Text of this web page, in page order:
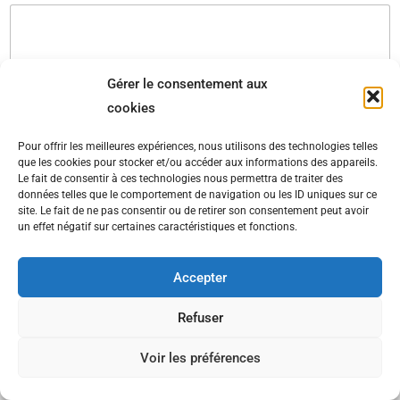
Gérer le consentement aux
cookies
Pour offrir les meilleures expériences, nous utilisons des technologies telles
que les cookies pour stocker et/ou accéder aux informations des appareils.
Le fait de consentir à ces technologies nous permettra de traiter des
données telles que le comportement de navigation ou les ID uniques sur ce
site. Le fait de ne pas consentir ou de retirer son consentement peut avoir
un effet négatif sur certaines caractéristiques et fonctions.
Accepter
Refuser
Voir les préférences
Envoyer
Copyright © 2026 Vocal'Ys-Dz